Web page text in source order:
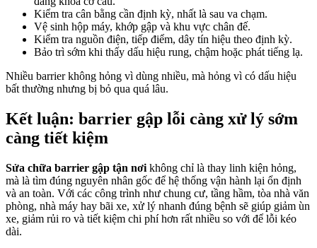
Kiểm tra cân bằng cần định kỳ, nhất là sau va chạm.
Vệ sinh hộp máy, khớp gập và khu vực chân đế.
Kiểm tra nguồn điện, tiếp điểm, dây tín hiệu theo định kỳ.
Bảo trì sớm khi thấy dấu hiệu rung, chậm hoặc phát tiếng lạ.
Nhiều barrier không hỏng vì dùng nhiều, mà hỏng vì có dấu hiệu
bất thường nhưng bị bỏ qua quá lâu.
Kết luận: barrier gập lỗi càng xử lý sớm
càng tiết kiệm
Sửa chữa barrier gập tận nơi không chỉ là thay linh kiện hỏng,
mà là tìm đúng nguyên nhân gốc để hệ thống vận hành lại ổn định
và an toàn. Với các công trình như chung cư, tầng hầm, tòa nhà văn
phòng, nhà máy hay bãi xe, xử lý nhanh đúng bệnh sẽ giúp giảm ùn
xe, giảm rủi ro và tiết kiệm chi phí hơn rất nhiều so với để lỗi kéo
dài.